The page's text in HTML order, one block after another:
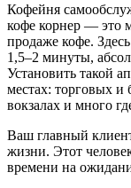
Кофейня
кофе корнер — это
продаже кофе.
1,5–2 минуты,
Установить такой
местах: торговых и
вокзалах и много
Ваш главный
жизни. Этот
времени на